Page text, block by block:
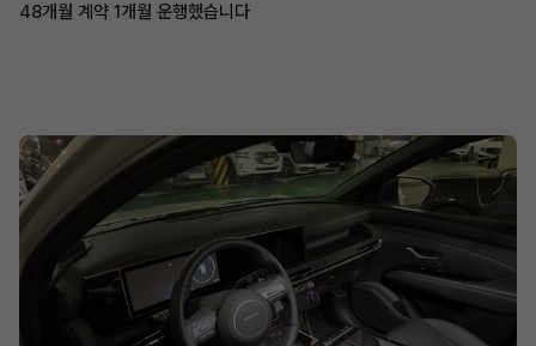
48개월 계약 1개월 운행했습니다